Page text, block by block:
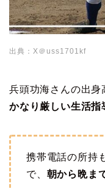
出典：X＠uss1701kf
兵頭功海さんの出身
かなり厳しい生活指
携帯電話の所持
で、 朝から晩ま